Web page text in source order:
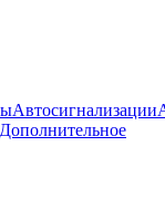
Автосигнализации
Дополнительное